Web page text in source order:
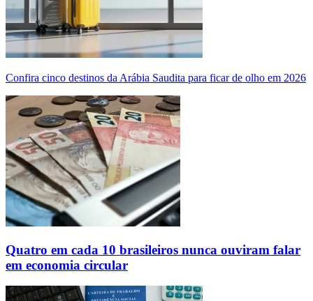
Confira cinco destinos da Arábia Saudita para ficar de olho em 2026
Quatro em cada 10 brasileiros nunca ouviram falar
em economia circular